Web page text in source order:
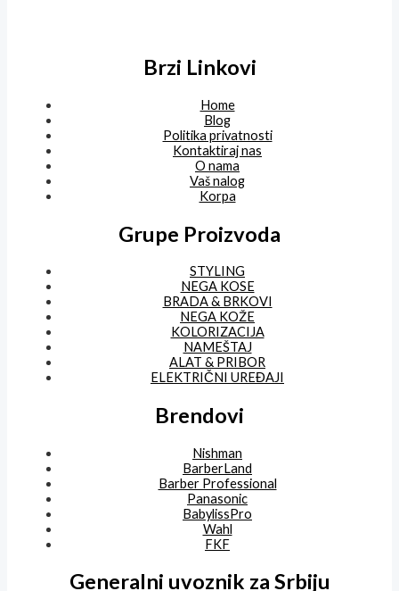
Brzi Linkovi
Home
Blog
Politika privatnosti
Kontaktiraj nas
O nama
Vaš nalog
Korpa
Grupe Proizvoda
STYLING
NEGA KOSE
BRADA & BRKOVI
NEGA KOŽE
KOLORIZACIJA
NAMEŠTAJ
ALAT & PRIBOR
ELEKTRIČNI UREĐAJI
Brendovi
Nishman
BarberLand
Barber Professional
Panasonic
BabylissPro
Wahl
FKF
Generalni uvoznik za Srbiju